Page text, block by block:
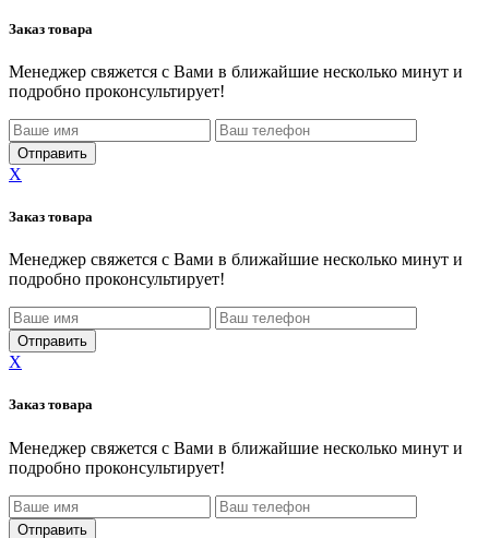
Заказ товара
Менеджер свяжется с Вами в ближайшие несколько минут и
подробно проконсультирует!
X
Заказ товара
Менеджер свяжется с Вами в ближайшие несколько минут и
подробно проконсультирует!
X
Заказ товара
Менеджер свяжется с Вами в ближайшие несколько минут и
подробно проконсультирует!